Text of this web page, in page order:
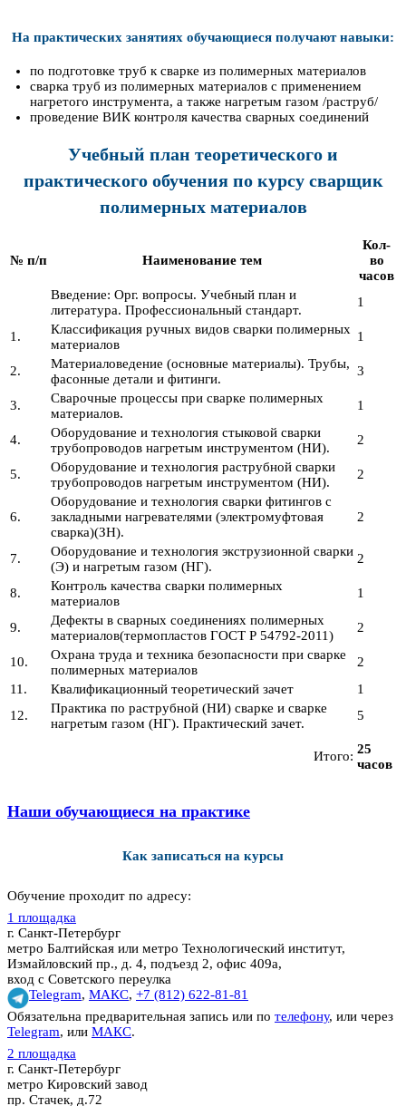
На практических занятиях обучающиеся получают навыки:
по подготовке труб к сварке из полимерных материалов
сварка труб из полимерных материалов с применением
нагретого инструмента, а также нагретым газом /раструб/
проведение ВИК контроля качества сварных соединений
Учебный план теоретического и
практического обучения по курсу сварщик
полимерных материалов
№ п/п Наименование тем
Кол-
во
часов
Введение: Орг. вопросы. Учебный план и
литература. Профессиональный стандарт.
1
1.
Классификация ручных видов сварки полимерных
материалов
1
2.
Материаловедение (основные материалы). Трубы,
фасонные детали и фитинги.
3
3.
Сварочные процессы при сварке полимерных
материалов.
1
4.
Оборудование и технология стыковой сварки
трубопроводов нагретым инструментом (НИ).
2
5.
Оборудование и технология раструбной сварки
трубопроводов нагретым инструментом (НИ).
2
6.
Оборудование и технология сварки фитингов с
закладными нагревателями (электромуфтовая
сварка)(ЗН).
2
7.
Оборудование и технология экструзионной сварки
(Э) и нагретым газом (НГ).
2
8.
Контроль качества сварки полимерных
материалов
1
9.
Дефекты в сварных соединениях полимерных
материалов(термопластов ГОСТ Р 54792-2011)
2
10.
Охрана труда и техника безопасности при сварке
полимерных материалов
2
11.
Квалификационный теоретический зачет
1
12.
Практика по раструбной (НИ) сварке и сварке
нагретым газом (НГ). Практический зачет.
5
Итого: 25
часов
Наши обучающиеся на практике
Как записаться на курсы
Обучение проходит по адресу:
1 площадка
г. Санкт-Петербург
метро Балтийская или метро Технологический институт,
Измайловский пр., д. 4, подъезд 2, офис 409а,
вход с Советского переулка
Telegram, МАКС, +7 (812) 622-81-81
Обязательна предварительная запись или по телефону, или через
Telegram, или МАКС.
2 площадка
г. Санкт-Петербург
метро Кировский завод
пр. Стачек, д.72